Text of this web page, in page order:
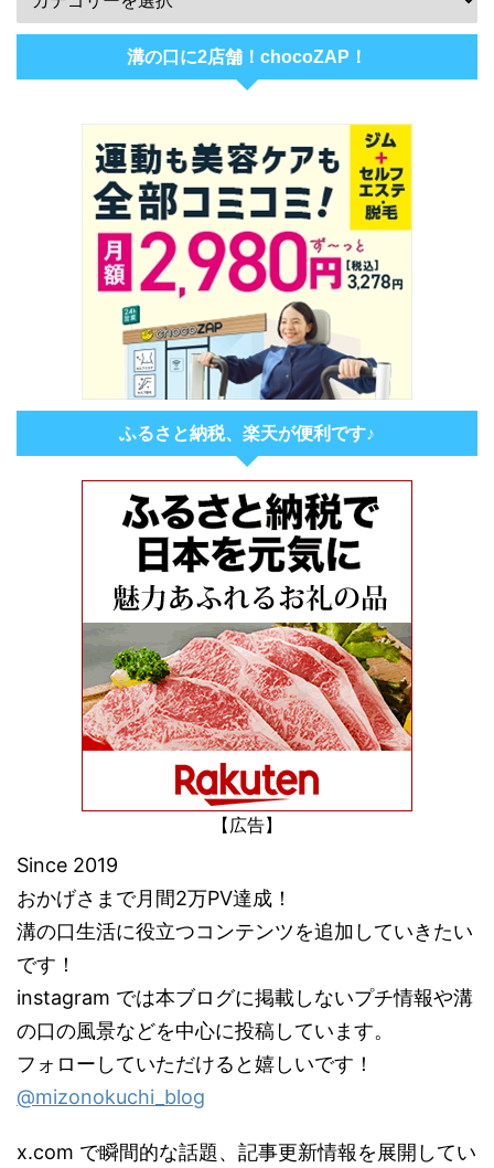
溝の口に2店舗！chocoZAP！
ふるさと納税、楽天が便利です♪
【広告】
Since 2019
おかげさまで月間2万PV達成！
溝の口生活に役立つコンテンツを追加していきたい
です！
instagram では本ブログに掲載しないプチ情報や溝
の口の風景などを中心に投稿しています。
フォローしていただけると嬉しいです！
@mizonokuchi_blog
x.com で瞬間的な話題、記事更新情報を展開してい